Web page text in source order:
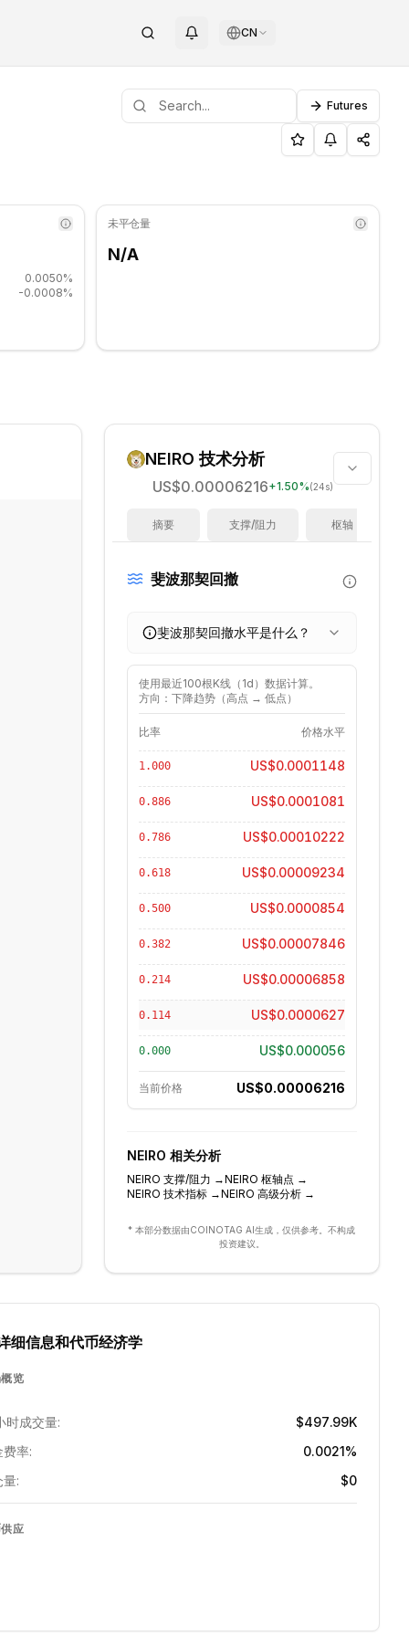
CN
Futures
0.0050%
-0.0008%
未平仓量
N/A
NEIRO 技术分析
US$0.00006216+1.50%(24s)
摘要 支撑/阻力 枢轴
斐波那契回撤
斐波那契回撤水平是什么？
使用最近100根K线（ 1d ）数据计算。
方向：下降趋势（高点 → 低点）
比率 价格水平
1.000 US$0.0001148
0.886 US$0.0001081
0.786 US$0.00010222
0.618 US$0.00009234
0.500 US$0.0000854
0.382 US$0.00007846
0.214 US$0.00006858
0.114 US$0.0000627
0.000 US$0.000056
当前价格 US$0.00006216
NEIRO 相关分析
NEIRO 支撑/阻力 →NEIRO 枢轴点 →
NEIRO 技术指标→NEIRO 高级分析→
* 本部分数据由COINOTAG AI生成，仅供参考。不构成
投资建议。
细信息和代币经济学
览
时成交量:
$497.99K
率:
0.0021%
:
$0
应